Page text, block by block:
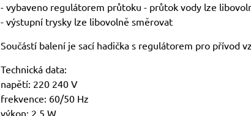
- vybaveno regulátorem průtoku - průtok vody lze
- výstupní trysky lze libovolně směrovat
Součástí balení je sací hadička s regulátorem pro přívod
Technická data:
napětí: 220 240 V
frekvence: 60/50 Hz
výkon: 2,5 W